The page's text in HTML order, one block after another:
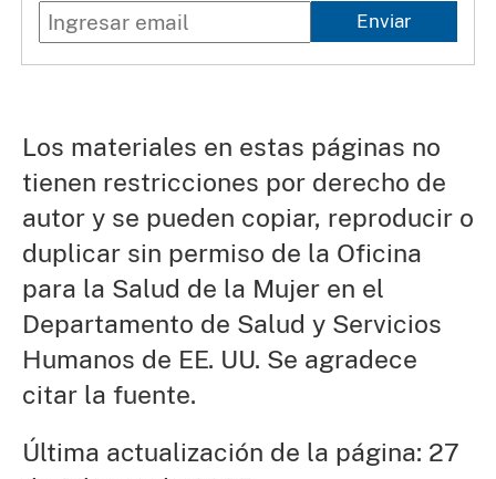
Enviar
Los materiales en estas páginas no
tienen restricciones por derecho de
autor y se pueden copiar, reproducir o
duplicar sin permiso de la Oficina
para la Salud de la Mujer en el
Departamento de Salud y Servicios
Humanos de EE. UU. Se agradece
citar la fuente.
Última actualización de la página: 27